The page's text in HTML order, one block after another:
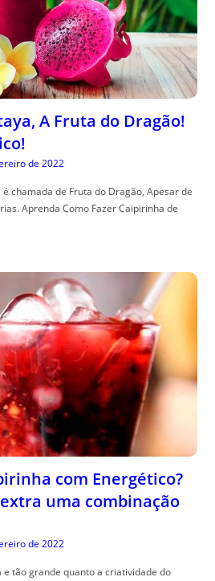
A Fruta do Dragão!
de 2022
chamada de Fruta do Dragão, Apesar de
Aprenda Como Fazer Caipirinha de
com Energético?
uma combinação
de 2022
tão grande quanto a criatividade do